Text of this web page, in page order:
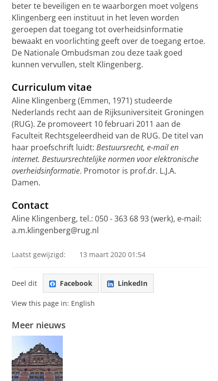
beter te beveiligen en te waarborgen moet volgens
Klingenberg een instituut in het leven worden
geroepen dat toegang tot overheidsinformatie
bewaakt en voorlichting geeft over de toegang ertoe.
De Nationale Ombudsman zou deze taak goed
kunnen vervullen, stelt Klingenberg.
Curriculum vitae
Aline Klingenberg (Emmen, 1971) studeerde
Nederlands recht aan de Rijksuniversiteit Groningen
(RUG). Ze promoveert 10 februari 2011 aan de
Faculteit Rechtsgeleerdheid van de RUG. De titel van
haar proefschrift luidt: Bestuursrecht, e-mail en
internet. Bestuursrechtelijke normen voor elektronische
overheidsinformatie. Promotor is prof.dr. L.J.A.
Damen.
Contact
Aline Klingenberg, tel.: 050 - 363 68 93 (werk), e-mail:
a.m.klingenberg@rug.nl
Laatst gewijzigd: 13 maart 2020 01:54
Deel dit Facebook LinkedIn
View this page in: English
Meer nieuws